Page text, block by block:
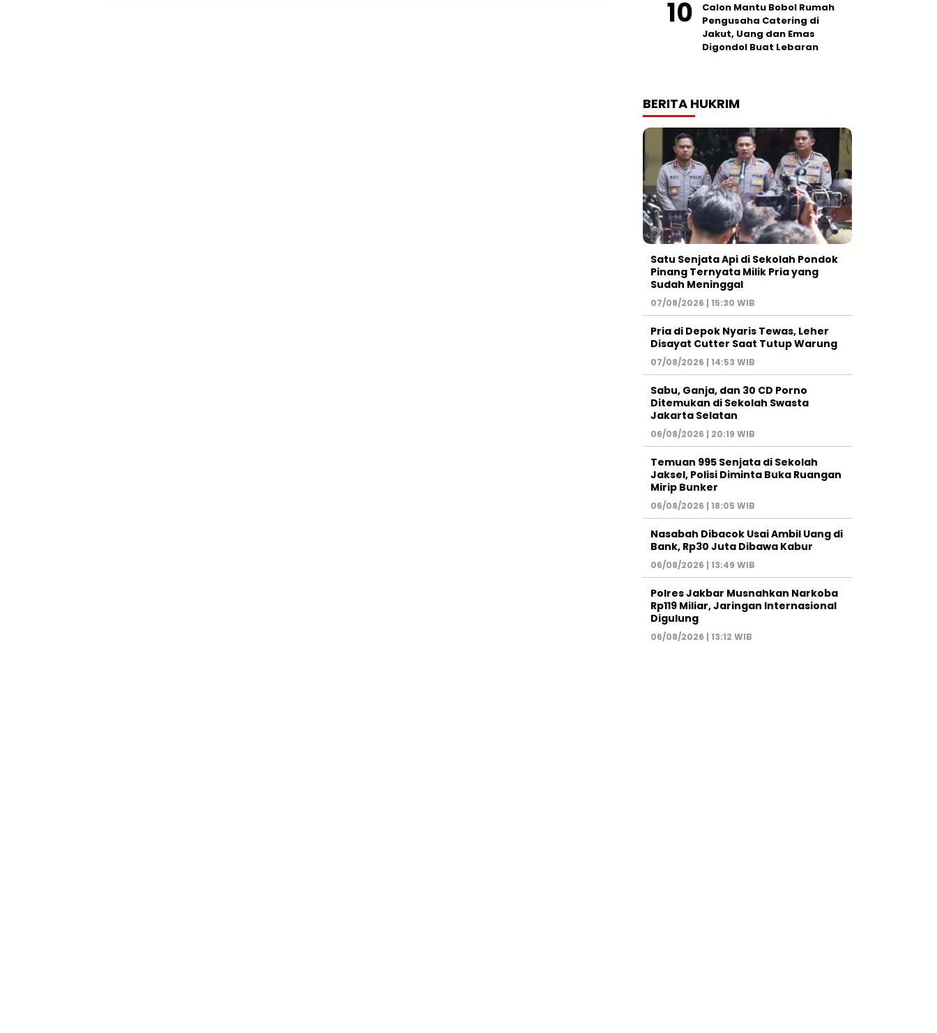
Calon Mantu Bobol Rumah
Pengusaha Catering di
Jakut, Uang dan Emas
Digondol Buat Lebaran
BERITA HUKRIM
Satu Senjata Api di Sekolah Pondok
Pinang Ternyata Milik Pria yang
Sudah Meninggal
07/08/2026 | 15:30 WIB
Pria di Depok Nyaris Tewas, Leher
Disayat Cutter Saat Tutup Warung
07/08/2026 | 14:53 WIB
Sabu, Ganja, dan 30 CD Porno
Ditemukan di Sekolah Swasta
Jakarta Selatan
06/08/2026 | 20:19 WIB
Temuan 995 Senjata di Sekolah
Jaksel, Polisi Diminta Buka Ruangan
Mirip Bunker
06/08/2026 | 18:05 WIB
Nasabah Dibacok Usai Ambil Uang di
Bank, Rp30 Juta Dibawa Kabur
06/08/2026 | 13:49 WIB
Polres Jakbar Musnahkan Narkoba
Rp119 Miliar, Jaringan Internasional
Digulung
06/08/2026 | 13:12 WIB